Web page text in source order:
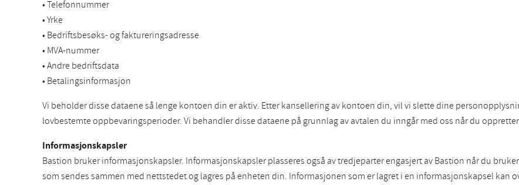
• Telefonnummer
• Yrke
• Bedriftsbesøks- og faktureringsadresse
• MVA-nummer
• Andre bedriftsdata
• Betalingsinformasjon
Vi beholder disse dataene så lenge kontoen din er aktiv. Etter kansellering av kontoen din, vil vi slette dine
lovbestemte oppbevaringsperioder. Vi behandler disse dataene på grunnlag av avtalen du inngår med oss når du
Informasjonskapsler
Bastion bruker informasjonskapsler. Informasjonskapsler plasseres også av tredjeparter engasjert av Bastion når du
som sendes sammen med nettstedet og lagres på enheten din. Informasjonen som er lagret i en informasjonskapsel kan